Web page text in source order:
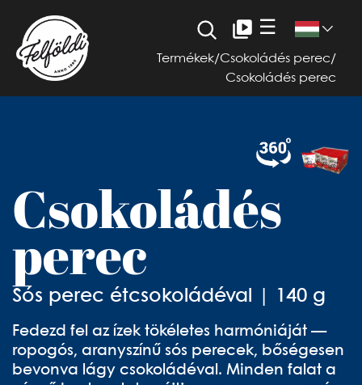
☰
Termékek/Csokoládés perec/
Csokoládés perec
Csokoládés
perec
Sós perec étcsokoládéval | 140 g
Fedezd fel az ízek tökéletes harmóniáját —
ropogós, aranyszínű sós perecek, bőségesen
bevonva lágy csokoládéval. Minden falat a